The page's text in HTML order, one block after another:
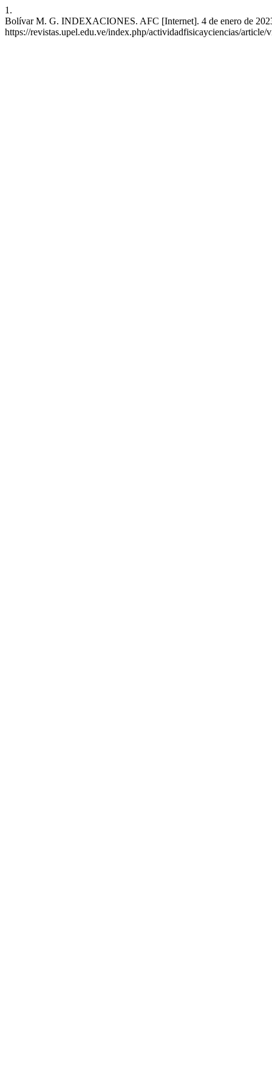
1.
Bolívar M. G. INDEXACIONES. AFC [Internet]. 4 de enero de
https://revistas.upel.edu.ve/index.php/actividadfisicayciencias/article/